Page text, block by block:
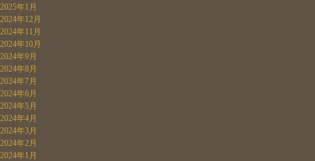
2025年1月
2024年12月
2024年11月
2024年10月
2024年9月
2024年8月
2024年7月
2024年6月
2024年5月
2024年4月
2024年3月
2024年2月
2024年1月